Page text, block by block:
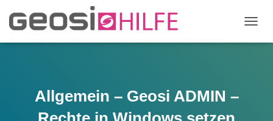
A
Allgemein – Geosi ADMIN –